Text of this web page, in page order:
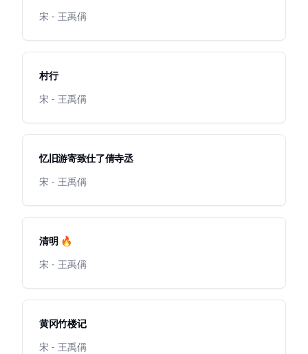
宋 - 王禹偁
村行
宋 - 王禹偁
忆旧游寄致仕了倩寺丞
宋 - 王禹偁
清明 🔥
宋 - 王禹偁
黄冈竹楼记
宋 - 王禹偁